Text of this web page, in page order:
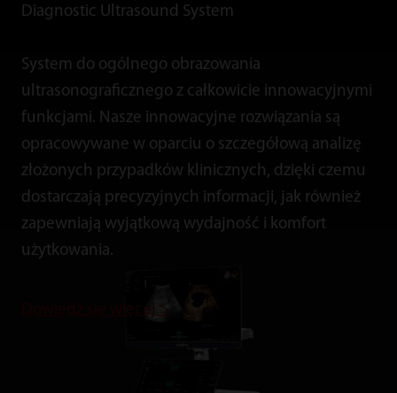
Diagnostic Ultrasound System
System do ogólnego obrazowania
ultrasonograficznego z całkowicie innowacyjnymi
funkcjami. Nasze innowacyjne rozwiązania są
opracowywane w oparciu o szczegółową analizę
złożonych przypadków klinicznych, dzięki czemu
dostarczają precyzyjnych informacji, jak również
zapewniają wyjątkową wydajność i komfort
użytkowania.
Dowiedz się więcej >